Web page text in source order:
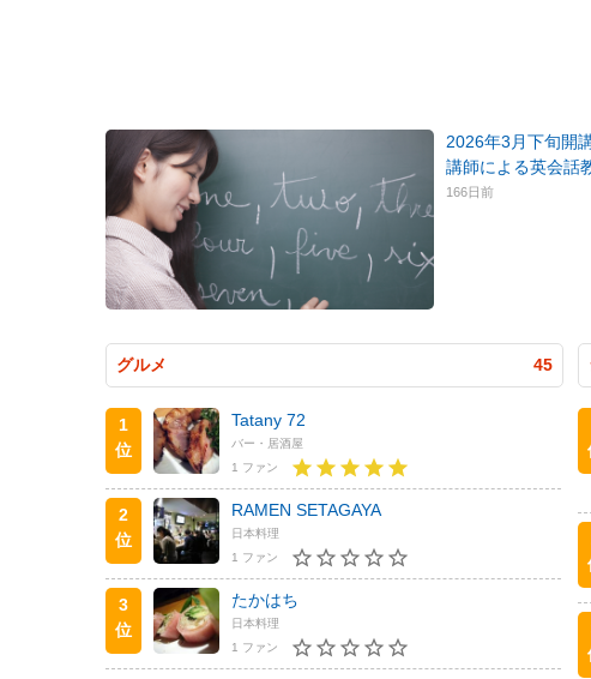
2026年3月下旬開
講師による英会話
166日前
グルメ 45
1
位
Tatany 72
バー・居酒屋
1 ファン
2
位
RAMEN SETAGAYA
日本料理
1 ファン
3
位
たかはち
日本料理
1 ファン